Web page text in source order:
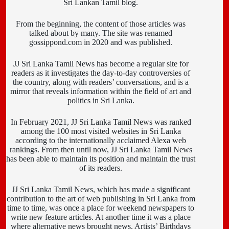
Sri Lankan Tamil blog.
From the beginning, the content of those articles was
talked about by many. The site was renamed
gossippond.com in 2020 and was published.
JJ Sri Lanka Tamil News has become a regular site for
readers as it investigates the day-to-day controversies of
the country, along with readers’ conversations, and is a
mirror that reveals information within the field of art and
politics in Sri Lanka.
In February 2021, JJ Sri Lanka Tamil News was ranked
among the 100 most visited websites in Sri Lanka
according to the internationally acclaimed Alexa web
rankings. From then until now, JJ Sri Lanka Tamil News
has been able to maintain its position and maintain the trust
of its readers.
JJ Sri Lanka Tamil News, which has made a significant
contribution to the art of web publishing in Sri Lanka from
time to time, was once a place for weekend newspapers to
write new feature articles. At another time it was a place
where alternative news brought news. Artists’ Birthdays